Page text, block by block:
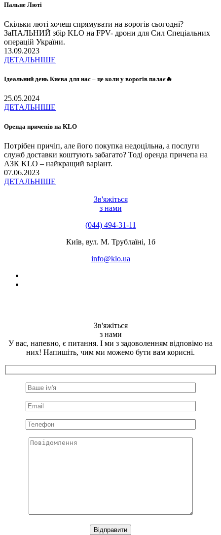
Пальне Люті
Скільки люті хочеш спрямувати на ворогів сьогодні?
ЗаПАЛЬНИЙ збір KLO на FPV- дрони для Сил Спеціальних
операцій України.
13.09.2023
ДЕТАЛЬНІШЕ
Ідеальний день Києва для нас – це коли у ворогів палає🔥
25.05.2024
ДЕТАЛЬНІШЕ
Оренда причепів на KLO
Потрібен причіп, але його покупка недоцільна, а послуги
служб доставки коштують забагато? Тоді оренда причепа на
АЗК KLO – найкращий варіант.
07.06.2023
ДЕТАЛЬНІШЕ
Зв'яжіться
з нами
(044) 494-31-11
Київ, вул. М. Трублаїні, 1б
info@klo.ua
Зв'яжіться
з нами
У вас, напевно, є питання. І ми з задоволенням відповімо на
них! Напишіть, чим ми можемо бути вам корисні.
Відправити